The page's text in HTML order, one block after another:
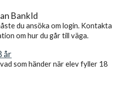
BankId
du ansöka om login. Kontakta
om hur du går till väga.
år
som händer när elev fyller 18